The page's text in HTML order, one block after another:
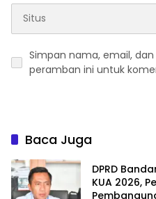
Simpan nama, email,
peramban ini untuk
Baca Juga
DPRD
KUA 2026,